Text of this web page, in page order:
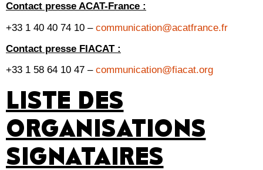
Contact presse ACAT-France :
+33 1 40 40 74 10 – communication@acatfrance.fr
Contact presse FIACAT :
+33 1 58 64 10 47 – communication@fiacat.org
LISTE DES
ORGANISATIONS
SIGNATAIRES